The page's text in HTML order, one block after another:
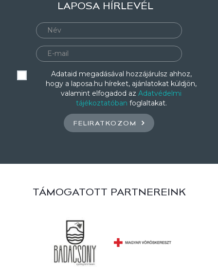
LAPOSA HÍRLEVÉL
Adataid megadásával hozzájárulsz ahhoz,
hogy a laposa.hu híreket, ajánlatokat küldjön,
valamint elfogadod az Adatvédelmi
tájékoztatóban foglaltakat.
FELIRATKOZOM
TÁMOGATOTT PARTNEREINK